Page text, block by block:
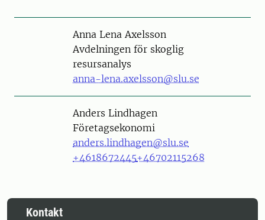
PersonAnna Lena Axelsson
Avdelningen för skoglig
resursanalys
anna-lena.axelsson@slu.se
PersonAnders Lindhagen
Företagsekonomi
anders.lindhagen@slu.se
+4618672445+46702115268
Kontakt